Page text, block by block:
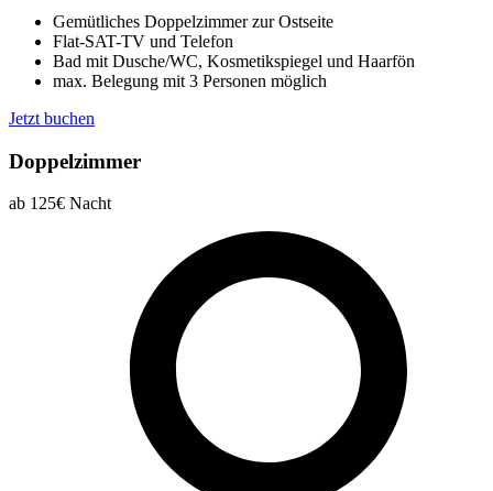
Gemütliches Doppelzimmer zur Ostseite
Flat-SAT-TV und Telefon
Bad mit Dusche/WC, Kosmetikspiegel und Haarfön
max. Belegung mit 3 Personen möglich
Jetzt buchen
Doppelzimmer
ab 125€ Nacht